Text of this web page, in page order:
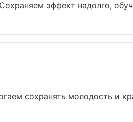
эффект надолго,
сохранять молодость и